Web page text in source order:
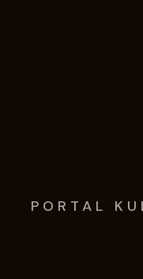
PORTAL